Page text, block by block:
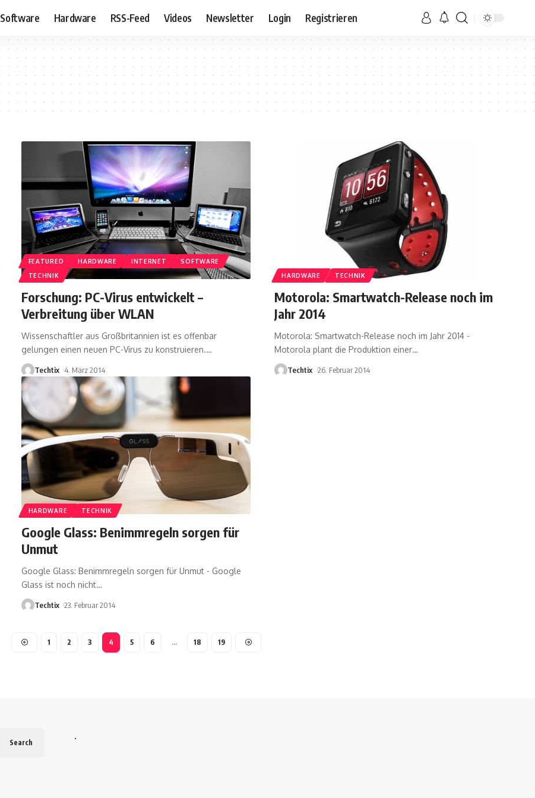
Software Hardware RSS-Feed Videos Newsletter Login Registrieren
FEATURED HARDWARE INTERNET
SOFTWARE
TECHNIK
Forschung: PC-Virus entwickelt –
Verbreitung über WLAN
Wissenschaftler aus Großbritannien ist es offenbar
gelungen einen neuen PC-Virus zu konstruieren.…
Techtix 4. März 2014
HARDWARE TECHNIK
Motorola: Smartwatch-Release noch im
Jahr 2014
Motorola: Smartwatch-Release noch im Jahr 2014 -
Motorola plant die Produktion einer…
Techtix 26. Februar 2014
HARDWARE TECHNIK
Google Glass: Benimmregeln sorgen für
Unmut
Google Glass: Benimmregeln sorgen für Unmut - Google
Glass ist noch nicht…
Techtix 23. Februar 2014
1 2 3 4 5 6 … 18 19
.